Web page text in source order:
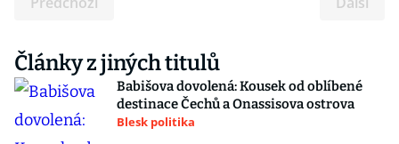
Články z jiných titulů
Babišova dovolená: Kousek od oblíbené
destinace Čechů a Onassisova ostrova
Blesk politika